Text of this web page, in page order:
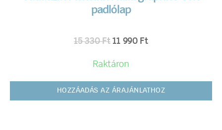
padlólap
15 330Ft 11 990 Ft
Raktáron
HOZZÁADÁS AZ ÁRAJÁNLATHOZ